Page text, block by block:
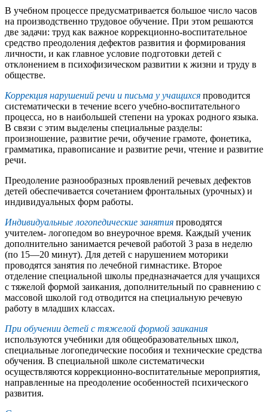
В учебном процессе предусматривается большое число часов
на производственно трудовое обучение. При этом решаются
две задачи: труд как важное коррекционно-воспитательное
средство преодоления дефектов развития и формирования
личности, и как главное условие подготовки детей с
отклонением в психофизическом развитии к жизни и труду в
обществе.
Коррекция нарушений речи и письма у учащихся проводится
систематически в течение всего учебно-воспитательного
процесса, но в наибольшей степени на уроках родного языка.
В связи с этим выделены специальные разделы:
произношение, развитие речи, обучение грамоте, фонетика,
грамматика, правописание и развитие речи, чтение и развитие
речи.
Преодоление разнообразных проявлений речевых дефектов
детей обеспечивается сочетанием фронтальных (урочных) и
индивидуальных форм работы.
Индивидуальные логопедические занятия проводятся
учителем- логопедом во внеурочное время. Каждый ученик
дополнительно занимается речевой работой 3 раза в неделю
(по 15—20 минут). Для детей с нарушением моторики
проводятся занятия по лечебной гимнастике. Второе
отделение специальной школы предназначается для учащихся
с тяжелой формой заикания, дополнительный по сравнению с
массовой школой год отводится на специальную речевую
работу в младших классах.
При обучении детей с тяжелой формой заикания
используются учебники для общеобразовательных школ,
специальные логопедические пособия и технические средства
обучения. В специальной школе систематически
осуществляются коррекционно-воспитательные мероприятия,
направленные на преодоление особенностей психического
развития.